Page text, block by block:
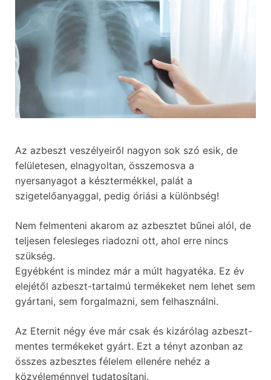
Az azbeszt veszélyeiről nagyon sok szó esik, de
felületesen, elnagyoltan, összemosva a
nyersanyagot a késztermékkel, palát a
szigetelőanyaggal, pedig óriási a különbség!
Nem felmenteni akarom az azbesztet bűnei alól, de
teljesen felesleges riadozni ott, ahol erre nincs
szükség.
Egyébként is mindez már a múlt hagyatéka. Ez év
elejétől azbeszt-tartalmú termékeket nem lehet sem
gyártani, sem forgalmazni, sem felhasználni.
Az Eternit négy éve már csak és kizárólag azbeszt-
mentes termékeket gyárt. Ezt a tényt azonban az
összes azbesztes félelem ellenére nehéz a
közvéleménnyel tudatosítani.